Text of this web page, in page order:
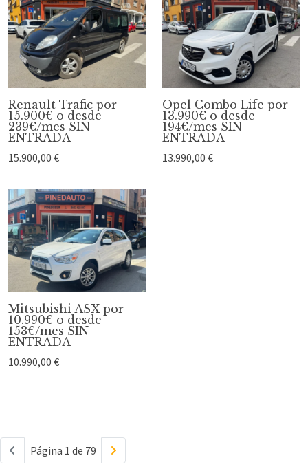
Renault Trafic por
15.900€ o desde
239€/mes SIN
ENTRADA
15.900,00 €
Opel Combo Life por
13.990€ o desde
194€/mes SIN
ENTRADA
13.990,00 €
Mitsubishi ASX por
10.990€ o desde
153€/mes SIN
ENTRADA
10.990,00 €
Página 1 de 79